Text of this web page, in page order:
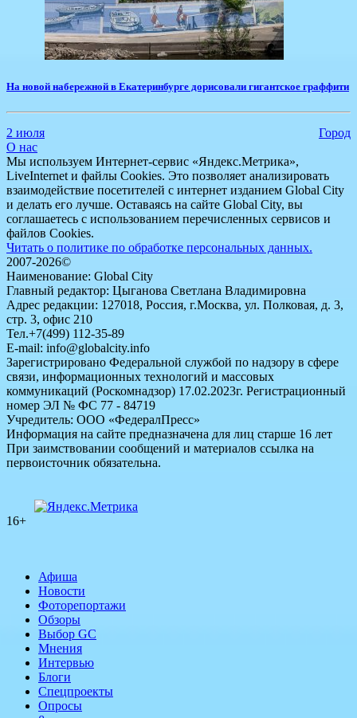
​На новой набережной в Екатеринбурге дорисовали гигантское граффити
2 июля
Город
О нас
Мы используем Интернет-сервис «Яндекс.Метрика»,
LiveInternet и файлы Cookies. Это позволяет анализировать
взаимодействие посетителей с интернет изданием Global City
и делать его лучше. Оставаясь на сайте Global City, вы
соглашаетесь с использованием перечисленных сервисов и
файлов Cookies.
Читать о политике по обработке персональных данных.
2007-2026©
Наименование: Global City
Главный редактор: Цыганова Светлана Владимировна
Адрес редакции: 127018, Россия, г.Москва, ул. Полковая, д. 3,
стр. 3, офис 210
Тел.+7(499) 112-35-89
E-mail: info@globalcity.info
Зарегистрировано Федеральной службой по надзору в сфере
связи, информационных технологий и массовых
коммуникаций (Роскомнадзор) 17.02.2023г. Регистрационный
номер ЭЛ № ФС 77 - 84719
Учредитель: ООО «ФедералПресс»
Информация на сайте предназначена для лиц старше 16 лет
При заимствовании сообщений и материалов ссылка на
первоисточник обязательна.
16+
Афиша
Новости
Фоторепортажи
Обзоры
Выбор GC
Мнения
Интервью
Блоги
Спецпроекты
Опросы